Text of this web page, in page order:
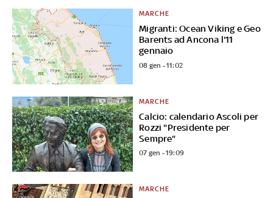
Migranti: Ocean Viking e Geo
Barents ad Ancona l'11
gennaio
MARCHE
08 gen - 11:02
Calcio: calendario Ascoli per
Rozzi "Presidente per
Sempre"
MARCHE
07 gen - 19:09
MARCHE